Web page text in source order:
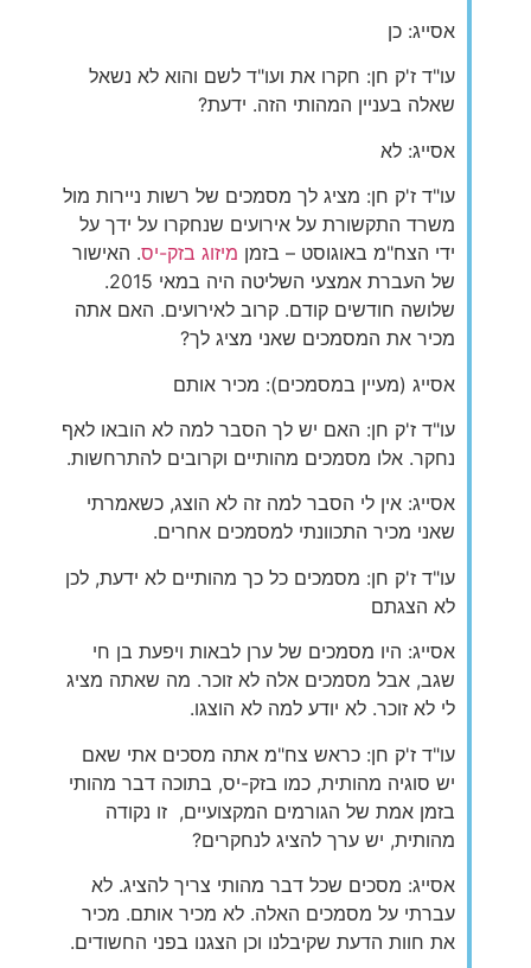
אסייג: כן
עו"ד ז'ק חן: חקרו את ועו"ד לשם והוא לא נשאל
שאלה בעניין המהותי הזה. ידעת?
אסייג: לא
עו"ד ז'ק חן: מציג לך מסמכים של רשות ניירות מול
משרד התקשורת על אירועים שנחקרו על ידך על
ידי הצח"מ באוגוסט – בזמן מיזוג בזק-יס. האישור
של העברת אמצעי השליטה היה במאי 2015.
שלושה חודשים קודם. קרוב לאירועים. האם אתה
מכיר את המסמכים שאני מציג לך?
אסייג (מעיין במסמכים): מכיר אותם
עו"ד ז'ק חן: האם יש לך הסבר למה לא הובאו לאף
נחקר. אלו מסמכים מהותיים וקרובים להתרחשות.
אסייג: אין לי הסבר למה זה לא הוצג, כשאמרתי
שאני מכיר התכוונתי למסמכים אחרים.
עו"ד ז'ק חן: מסמכים כל כך מהותיים לא ידעת, לכן
לא הצגתם
אסייג: היו מסמכים של ערן לבאות ויפעת בן חי
שגב, אבל מסמכים אלה לא זוכר. מה שאתה מציג
לי לא זוכר. לא יודע למה לא הוצגו.
עו"ד ז'ק חן: כראש צח"מ אתה מסכים אתי שאם
יש סוגיה מהותית, כמו בזק-יס, בתוכה דבר מהותי
בזמן אמת של הגורמים המקצועיים, זו נקודה
מהותית, יש ערך להציג לנחקרים?
אסייג: מסכים שכל דבר מהותי צריך להציג. לא
עברתי על מסמכים האלה. לא מכיר אותם. מכיר
את חוות הדעת שקיבלנו וכן הצגנו בפני החשודים.